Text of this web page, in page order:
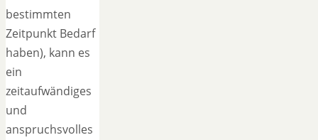
bestimmten
Zeitpunkt Bedarf
haben), kann es
ein
zeitaufwändiges
und
anspruchsvolles